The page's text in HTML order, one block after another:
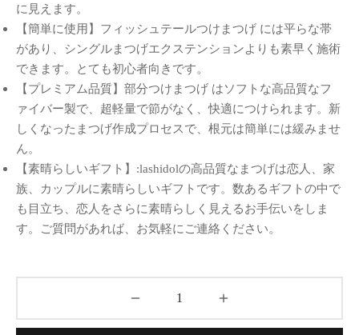
に見えます。
【簡単に使用】フィッシュテールつけまつげ には平らな帯
があり、シングルまつげエクステンションよりも素早く施術
できます。とても初心者向きです。
【プレミアム品質】部分つけまつげ はソフトな高品質なフ
ァイバー製で、超軽量で節がなく、快適につけられます。新
しくなったまつげ作成プロセスで、根元は簡単には緩みませ
ん。
【素晴らしいギフト】:lashidolの高品質なまつげは恋人、家
族、カップルに素晴らしいギフトです。数あるギフトの中で
も目立ち、恋人をさらに素晴らしく見えるお手伝いをしま
す。ご質問があれば、お気軽にご連絡ください。